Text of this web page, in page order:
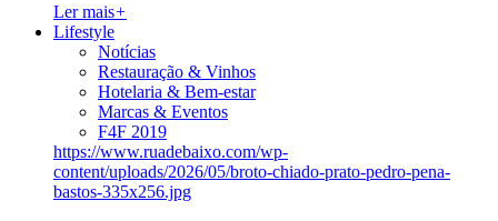
Ler mais+
Lifestyle
Notícias
Restauração & Vinhos
Hotelaria & Bem-estar
Marcas & Eventos
F4F 2019
https://www.ruadebaixo.com/wp-
content/uploads/2026/05/broto-chiado-prato-pedro-pena-
bastos-335x256.jpg